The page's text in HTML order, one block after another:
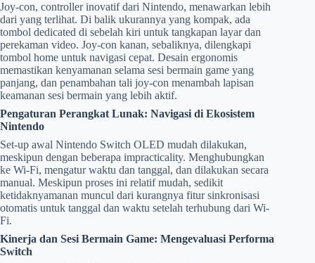
Joy-con, controller inovatif dari Nintendo, menawarkan lebih
dari yang terlihat. Di balik ukurannya yang kompak, ada
tombol dedicated di sebelah kiri untuk tangkapan layar dan
perekaman video. Joy-con kanan, sebaliknya, dilengkapi
tombol home untuk navigasi cepat. Desain ergonomis
memastikan kenyamanan selama sesi bermain game yang
panjang, dan penambahan tali joy-con menambah lapisan
keamanan sesi bermain yang lebih aktif.
Pengaturan Perangkat Lunak: Navigasi di Ekosistem
Nintendo
Set-up awal Nintendo Switch OLED mudah dilakukan,
meskipun dengan beberapa impracticality. Menghubungkan
ke Wi-Fi, mengatur waktu dan tanggal, dan dilakukan secara
manual. Meskipun proses ini relatif mudah, sedikit
ketidaknyamanan muncul dari kurangnya fitur sinkronisasi
otomatis untuk tanggal dan waktu setelah terhubung dari Wi-
Fi.
Kinerja dan Sesi Bermain Game: Mengevaluasi Performa
Switch